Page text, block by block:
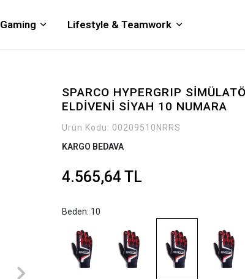
Gaming Lifestyle & Teamwork
SPARCO HYPERGRIP
ELDİVENİ SİYAH 10 NUMARA
Ürün Kodu: 00209510NRRS
KARGO BEDAVA
4.565,64 TL
Beden: 10